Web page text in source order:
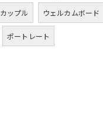
カップル ウェルカムボード
ポートレート